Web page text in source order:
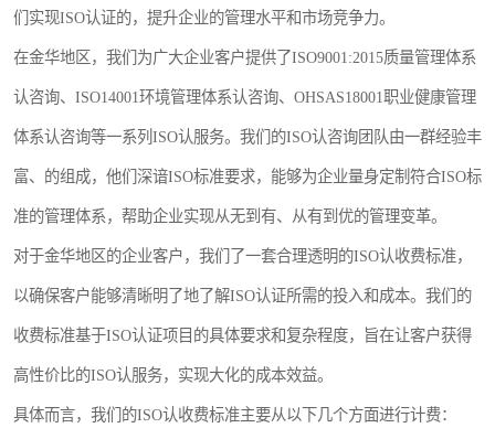
们实现ISO认证的，提升企业的管理水平和市场竞争力。
在金华地区，我们为广大企业客户提供了ISO9001:2015质量管理体系
认咨询、ISO14001环境管理体系认咨询、OHSAS18001职业健康管理
体系认咨询等一系列ISO认服务。我们的ISO认咨询团队由一群经验丰
富、的组成，他们深谙ISO标准要求，能够为企业量身定制符合ISO标
准的管理体系，帮助企业实现从无到有、从有到优的管理变革。
对于金华地区的企业客户，我们了一套合理透明的ISO认收费标准，
以确保客户能够清晰明了地了解ISO认证所需的投入和成本。我们的
收费标准基于ISO认证项目的具体要求和复杂程度，旨在让客户获得
高性价比的ISO认服务，实现大化的成本效益。
具体而言，我们的ISO认收费标准主要从以下几个方面进行计费：